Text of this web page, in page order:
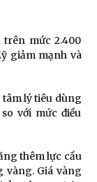
mức 2.400
giảm mạnh và
tâm lý tiêu dùng
với mức điều
thêm lực cầu
vàng. Giá vàng